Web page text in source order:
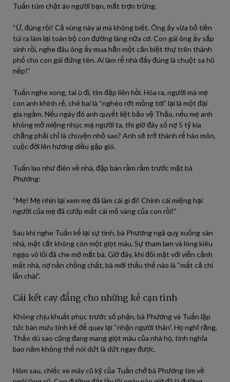
Tuấn túm chặt áo người bạn, mắt trợn trừng.
“Ừ, đúng rồi! Cả vùng này ai mà không biết. Ông ấy vừa bỏ tiền
túi ra làm lại toàn bộ con đường làng nữa cơ. Con gái ông ấy sắp
sinh rồi, nghe đâu ông ấy mua hẳn một căn biệt thự trên thành
phố cho con gái đứng tên. Ai làm rể nhà đấy đúng là chuột sa hũ
nếp!”
Tuấn nghe xong, tai ù đi, tim đập liên hồi. Hóa ra, người mà mẹ
con anh khinh rẻ, chê bai là “nghèo rớt mồng tơi” lại là một đại
gia ngầm. Nếu ngày đó anh quyết liệt bảo vệ Thảo, nếu mẹ anh
không mở miệng nhục mạ người ta, thì giờ đây số nợ 5 tỷ kia
chẳng phải chỉ là chuyện nhỏ sao? Anh sẽ trở thành rể hào môn,
cuộc đời lên hương diều gặp gió.
Tuấn lao như điên về nhà, đập bàn rầm rầm trước mặt bà
Phương:
“Mẹ! Mẹ nhìn lại xem mẹ đã làm cái gì đi! Chính cái miệng hại
người của mẹ đã cướp mất cái mỏ vàng của con rồi!”
Sau khi nghe Tuấn kể lại sự tình, bà Phương ngã quỵ xuống sàn
nhà, mặt cắt không còn một giọt máu. Sự tham lam và lòng kiêu
ngạo vô lối đã che mờ mắt bà. Giờ đây, khi đối mặt với viễn cảnh
mất nhà, nợ nần chồng chất, bà mới thấu thế nào là “mất cả chì
lẫn chài”.
Cái kết cay đắng cho những kẻ cạn tình
Không chịu khuất phục trước số phận, bà Phương và Tuấn lập
tức bàn mưu tính kế để quay lại “nhận người thân”. Họ nghĩ rằng,
Thảo dù sao cũng đang mang giọt máu của nhà họ, tình nghĩa
bao năm không thể nói dứt là dứt ngay được.
Hôm sau, chiếc xe máy cũ kỹ của Tuấn chở bà Phương tìm về